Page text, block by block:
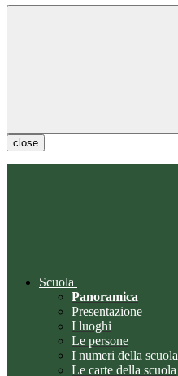
close
Scuola
Panoramica
Presentazione
I luoghi
Le persone
I numeri della scuola
Le carte della scuola